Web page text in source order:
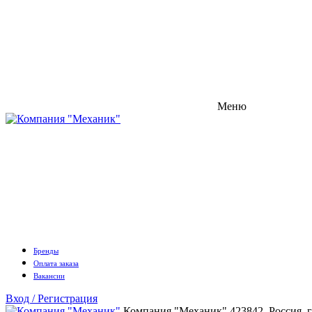
Меню
Бренды
Оплата заказа
Вакансии
Вход / Регистрация